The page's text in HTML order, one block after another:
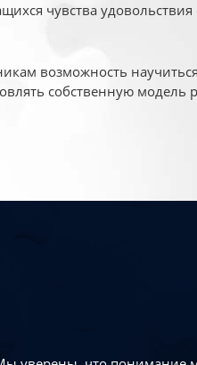
чувства удовольствия
возможность
собственную модель